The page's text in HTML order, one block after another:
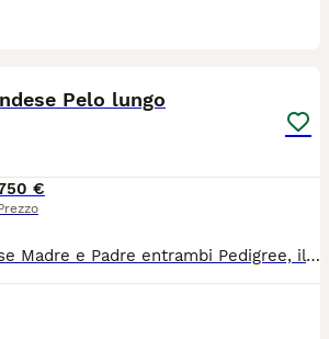
Pelo lungo
€
Chiwawa thailandese Madre e Padre entrambi Pedigree, il cucciolo sarà ceduto con sverminazione e primo Vaccino. Disponibili da metà agosto, 3 maschi e 2 femmine. Prezzo leggermente trattabile. Visionabile anche con video chiamata. Inviare un messaggio su WhatsApp